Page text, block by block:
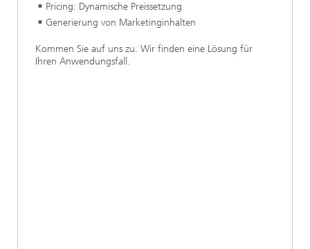
Pricing: Dynamische Preissetzung
Generierung von Marketinginhalten
Kommen Sie auf uns zu. Wir finden eine Lösung für
Ihren Anwendungsfall.